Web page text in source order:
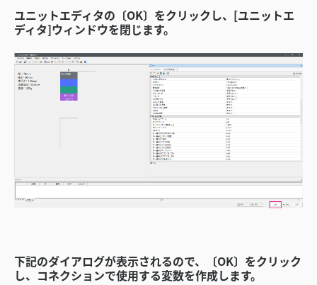
ユニットエディタの〔OK〕をクリックし、[ユニットエ
ディタ]ウィンドウを閉じます。
下記のダイアログが表示されるので、〔OK〕をクリック
し、コネクションで使用する変数を作成します。